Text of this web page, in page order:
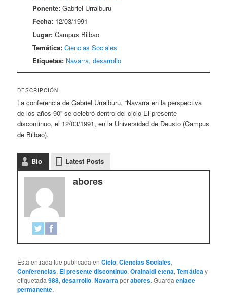
Ponente: Gabriel Urralburu
Fecha: 12/03/1991
Lugar: Campus Bilbao
Temática: Ciencias Sociales
Etiquetas: Navarra,desarrollo
DESCRIPCIÓN
La conferencia de Gabriel Urralburu, “Navarra en la perspectiva
de los años 90” se celebró dentro del ciclo El presente
discontinuo, el 12/03/1991, en la Universidad de Deusto (Campus
de Bilbao).
Bio Latest Posts
abores
Esta entrada fue publicada enCiclo,Ciencias Sociales,
Conferencias, El presente discontinuo,Orainaldi etena,Temáticay
etiquetada988,desarrollo,Navarraporabores. Guardaenlace
permanente.